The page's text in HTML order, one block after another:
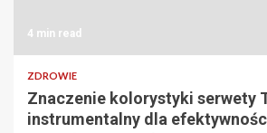
4 min read
ZDROWIE
Znaczenie kolorystyki serwety
instrumentalny dla